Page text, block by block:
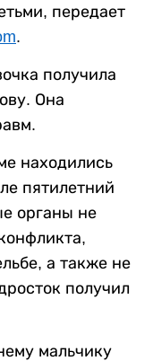
передает
.
получила
Она
находились
пятилетний
органы не
а также не
получил
мальчику